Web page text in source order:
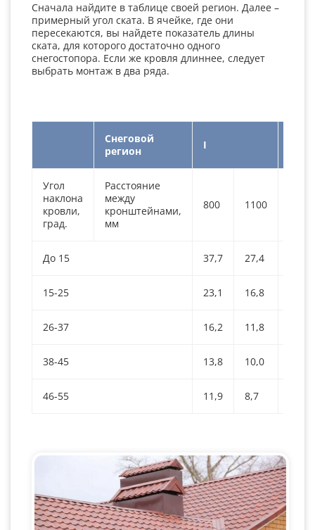
Сначала найдите в таблице своей регион. Далее –
примерный угол ската. В ячейке, где они
пересекаются, вы найдете показатель длины
ската, для которого достаточно одного
снегостопора. Если же кровля длиннее, следует
выбрать монтаж в два ряда.
Снеговой
регион
I
Угол
наклона
кровли,
град.
Расстояние
между
кронштейнами,
мм
800 1100
До 15 37,7 27,4
15-25 23,1 16,8
26-37 16,2 11,8
38-45 13,8 10,0
46-55 11,9 8,7